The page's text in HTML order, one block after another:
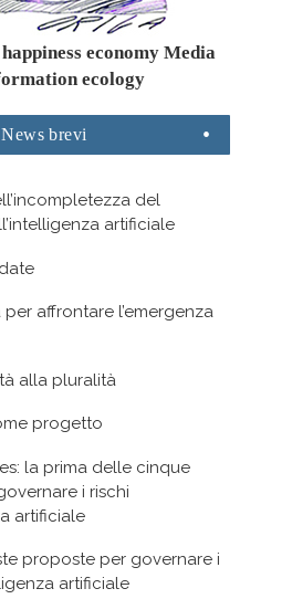
economy Media
ecology
News brevi
del
artificiale
affrontare l’emergenza
alla pluralità
progetto
la prima delle cinque
i rischi
artificiale
proposte per governare i
artificiale